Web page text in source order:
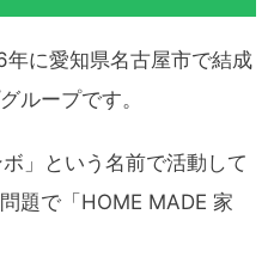
に愛知県名古屋市で結成
ループです。
」という名前で活動して
題で「HOME MADE 家